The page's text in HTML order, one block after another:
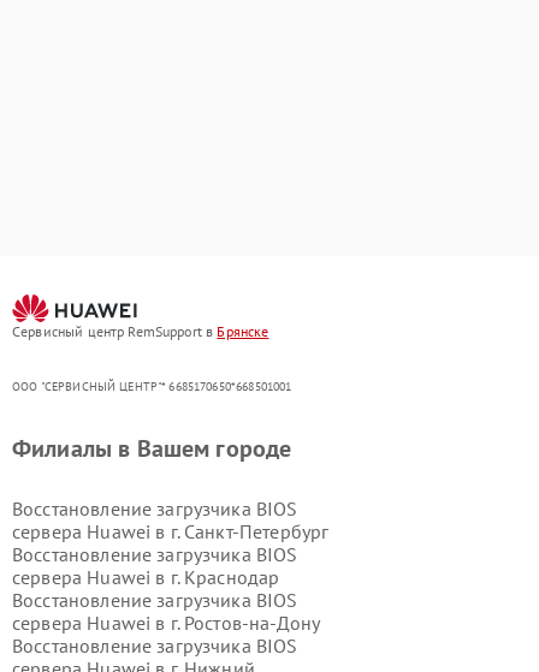
Сервисный центр RemSupport в Брянске
ООО "СЕРВИСНЫЙ ЦЕНТР"* 6685170650*668501001
Филиалы в Вашем городе
Восстановление загрузчика BIOS
сервера Huawei в г. Санкт-Петербург
Восстановление загрузчика BIOS
сервера Huawei в г. Краснодар
Восстановление загрузчика BIOS
сервера Huawei в г. Ростов-на-Дону
Восстановление загрузчика BIOS